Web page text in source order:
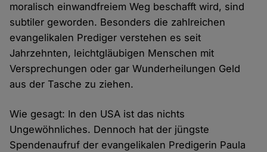
moralisch einwandfreiem Weg beschafft wird, sind
subtiler geworden. Besonders die zahlreichen
evangelikalen Prediger verstehen es seit
Jahrzehnten, leichtgläubigen Menschen mit
Versprechungen oder gar Wunderheilungen Geld
aus der Tasche zu ziehen.
Wie gesagt: In den USA ist das nichts
Ungewöhnliches. Dennoch hat der jüngste
Spendenaufruf der evangelikalen Predigerin Paula